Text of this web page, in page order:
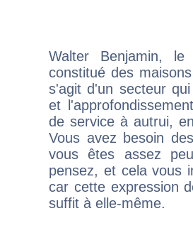
Walter Benjamin,
constitué des
s'agit d'un secteur
et
de service à autrui,
Vous avez besoin
vous êtes assez
pensez, et cela vous
car cette expression
suffit à elle-même.